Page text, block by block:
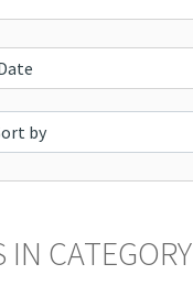
IN CATEGORY